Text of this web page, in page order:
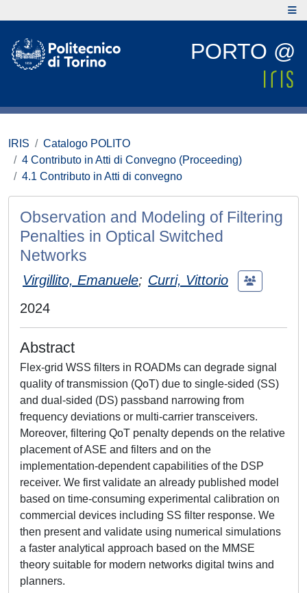
PORTO @
IRIS
Catalogo POLITO
4 Contributo in Atti di Convegno (Proceeding)
4.1 Contributo in Atti di convegno
Observation and Modeling of Filtering
Penalties in Optical Switched
Networks
Virgillito, Emanuele; Curri, Vittorio
2024
Abstract
Flex-grid WSS filters in ROADMs can degrade signal
quality of transmission (QoT) due to single-sided (SS)
and dual-sided (DS) passband narrowing from
frequency deviations or multi-carrier transceivers.
Moreover, filtering QoT penalty depends on the relative
placement of ASE and filters and on the
implementation-dependent capabilities of the DSP
receiver. We first validate an already published model
based on time-consuming experimental calibration on
commercial devices including SS filter response. We
then present and validate using numerical simulations
a faster analytical approach based on the MMSE
theory suitable for modern networks digital twins and
planners.